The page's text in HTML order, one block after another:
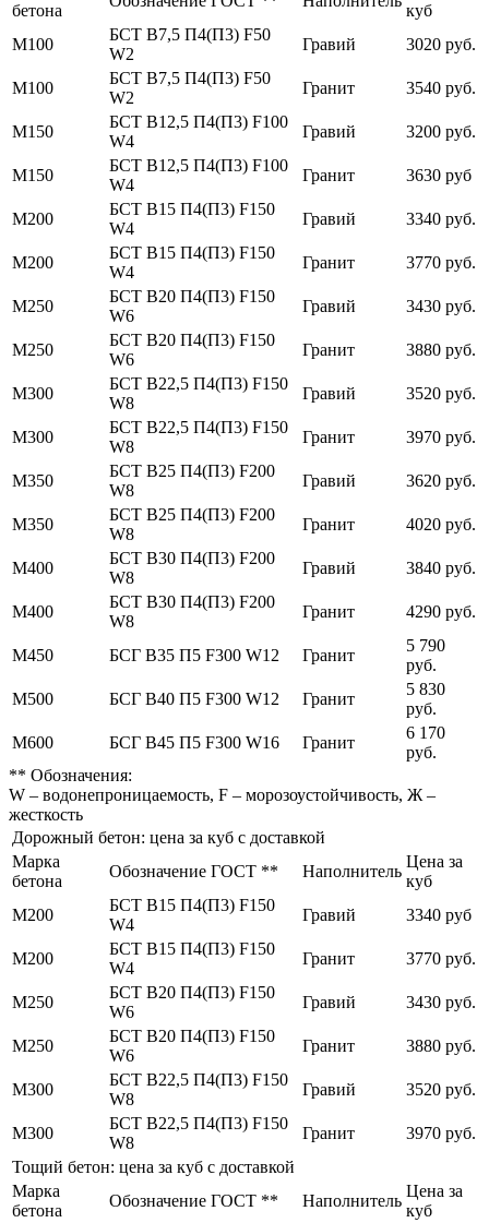
бетона
куб
М100
БСТ В7,5 П4(П3) F50
W2
Гравий 3020 руб.
М100
БСТ В7,5 П4(П3) F50
W2
Гранит 3540 руб.
М150
БСТ В12,5 П4(П3) F100
W4
Гравий 3200 руб.
М150
БСТ В12,5 П4(П3) F100
W4
Гранит 3630 руб
М200
БСТ В15 П4(П3) F150
W4
Гравий 3340 руб.
М200
БСТ В15 П4(П3) F150
W4
Гранит 3770 руб.
М250
БСТ В20 П4(П3) F150
W6
Гравий 3430 руб.
М250
БСТ В20 П4(П3) F150
W6
Гранит 3880 руб.
М300
БСТ В22,5 П4(П3) F150
W8
Гравий 3520 руб.
М300
БСТ В22,5 П4(П3) F150
W8
Гранит 3970 руб.
М350
БСТ В25 П4(П3) F200
W8
Гравий 3620 руб.
М350
БСТ В25 П4(П3) F200
W8
Гранит 4020 руб.
М400
БСТ В30 П4(П3) F200
W8
Гравий 3840 руб.
М400
БСТ В30 П4(П3) F200
W8
Гранит 4290 руб.
М450 БСГ В35 П5 F300 W12 Гранит
5 790
руб.
М500
БСГ В40 П5 F300 W12 Гранит
5 830
руб.
М600
БСГ В45 П5 F300 W16 Гранит
6 170
руб.
** Обозначения:
W – водонепроницаемость, F – морозоустойчивость, Ж –
жесткость
Дорожный бетон: цена за куб с доставкой
Марка
бетона
Обозначение ГОСТ ** Наполнитель
Цена за
куб
М200
БСТ В15 П4(П3) F150
W4
Гравий 3340 руб
М200
БСТ В15 П4(П3) F150
W4
Гранит 3770 руб.
М250
БСТ В20 П4(П3) F150
W6
Гравий 3430 руб.
М250
БСТ В20 П4(П3) F150
W6
Гранит 3880 руб.
М300
БСТ В22,5 П4(П3) F150
W8
Гравий 3520 руб.
М300
БСТ В22,5 П4(П3) F150
W8
Гранит
3970 руб.
Тощий бетон: цена за куб с доставкой
Марка
бетона
Обозначение ГОСТ ** Наполнитель
Цена за
куб